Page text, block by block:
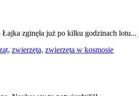
Łajka zginęła już po kilku godzinach lotu...
zwierzęta, zwierzęta w kosmosie